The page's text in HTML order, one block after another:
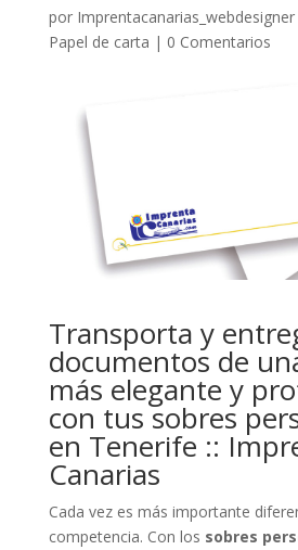
por Imprentacanarias_webdesigner
Papel de carta | 0 Comentarios
Transporta y
documentos de
más elegante y
con tus sobres
en Tenerife ::
Canarias
Cada vez es más importante
competencia. Con los sobres